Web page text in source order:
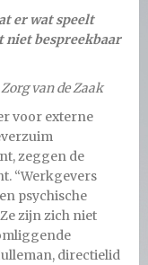
er wat speelt
niet bespreekbaar
van de Zaak
voor externe
zeggen de
“Werkgevers
psychische
zijn zich niet
directielid